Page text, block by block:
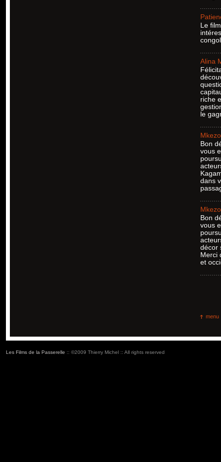
Le
Alina
riche
le
Bon
vous
dans
Bon
vous
décor
Merci
et
menu
Les Films de la Passerelle :: ©2009 Thierry Michel :: All rights reserved